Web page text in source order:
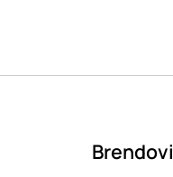
Brendovi